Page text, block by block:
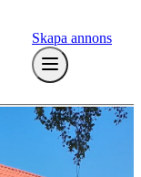
Skapa annons